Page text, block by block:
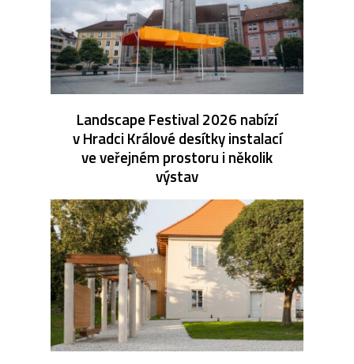
Landscape Festival 2026 nabízí
v Hradci Králové desítky instalací
ve veřejném prostoru i několik
výstav